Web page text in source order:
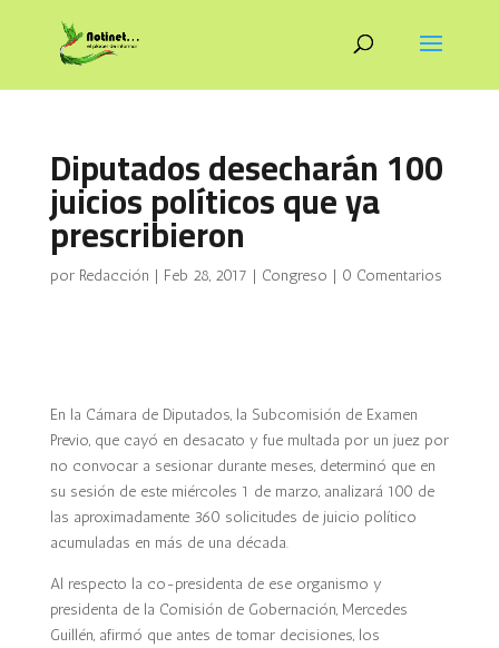
Diputados desecharán 100
juicios políticos que ya
prescribieron
por Redacción | Feb 28, 2017 | Congreso | 0 Comentarios
En la Cámara de Diputados, la Subcomisión de Examen
Previo, que cayó en desacato y fue multada por un juez por
no convocar a sesionar durante meses, determinó que en
su sesión de este miércoles 1 de marzo, analizará 100 de
las aproximadamente 360 solicitudes de juicio político
acumuladas en más de una década.
Al respecto la co-presidenta de ese organismo y
presidenta de la Comisión de Gobernación, Mercedes
Guillén, afirmó que antes de tomar decisiones, los